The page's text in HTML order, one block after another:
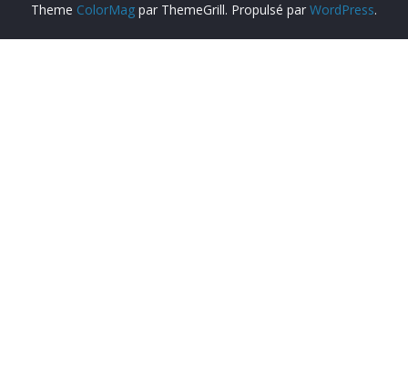
Theme ColorMag par ThemeGrill. Propulsé par WordPress.